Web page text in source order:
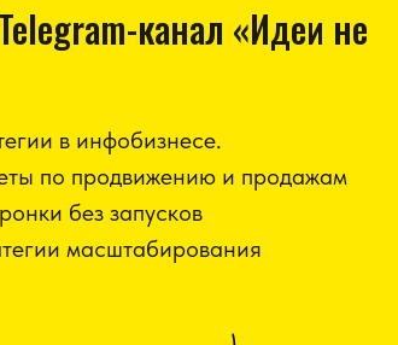
канал «Идеи не
в инфобизнесе.
по продвижению и продажам
без запусков
масштабирования